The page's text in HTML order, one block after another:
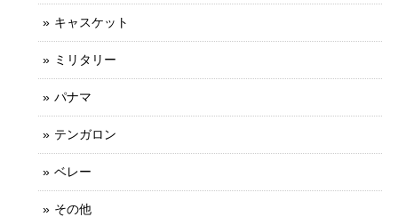
キャスケット
ミリタリー
パナマ
テンガロン
ベレー
その他